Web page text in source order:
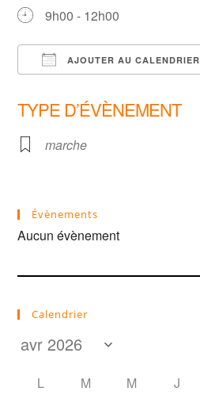
9h00 - 12h00
AJOUTER AU CALENDRIER
TYPE D’ÉVÈNEMENT
marche
Évènements
Aucun évènement
Calendrier
L M M J